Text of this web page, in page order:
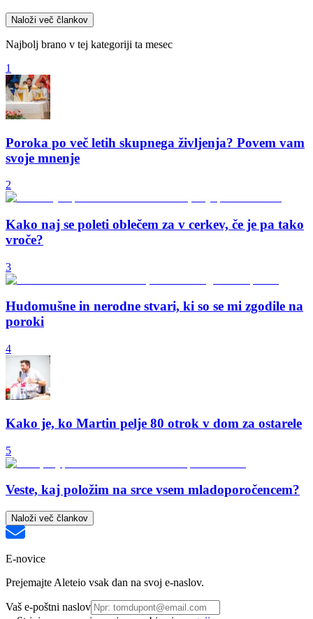
Naloži več člankov
Najbolj brano v tej kategoriji ta mesec
1
Poroka po več letih skupnega življenja? Povem vam
svoje mnenje
2
Kako naj se poleti oblečem za v cerkev, če je pa tako
vroče?
3
Hudomušne in nerodne stvari, ki so se mi zgodile na
poroki
4
Kako je, ko Martin pelje 80 otrok v dom za ostarele
5
Veste, kaj položim na srce vsem mladoporočencem?
Naloži več člankov
E-novice
Prejemajte Aleteio vsak dan na svoj e-naslov.
Vaš e-poštni naslov